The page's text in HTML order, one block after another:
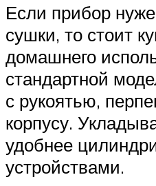
Если прибор
сушки, то стоит
домашнего
стандартной
с рукоятью,
корпусу.
удобнее
устройствами.